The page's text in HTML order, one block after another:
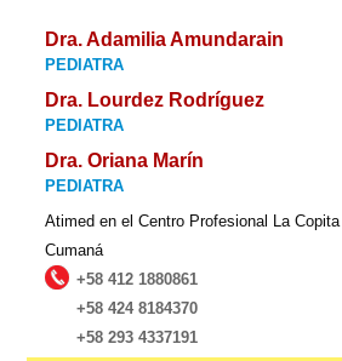
Dra. Adamilia Amundarain
PEDIATRA
Dra. Lourdez Rodríguez
PEDIATRA
Dra. Oriana Marín
PEDIATRA
Atimed en el Centro Profesional La Copita
Cumaná
+58 412 1880861
+58 424 8184370
+58 293 4337191